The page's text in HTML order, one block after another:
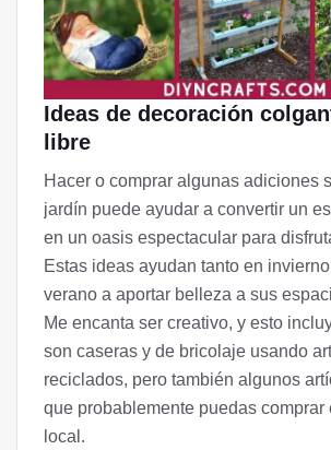
Ideas de decoración
libre
Hacer o comprar algunas adiciones
jardín puede ayudar a convertir un
en un oasis espectacular para
Estas ideas ayudan tanto en
verano a aportar belleza a sus
Me encanta ser creativo, y esto
son caseras y de bricolaje usando
reciclados, pero también algunos
que probablemente puedas comprar
local.